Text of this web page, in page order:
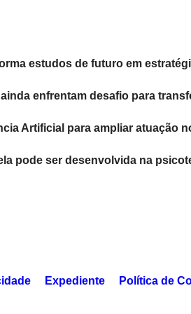
estudos de futuro em
enfrentam desafio para
Artificial para ampliar atuação
pode ser desenvolvida na
Expediente Política de